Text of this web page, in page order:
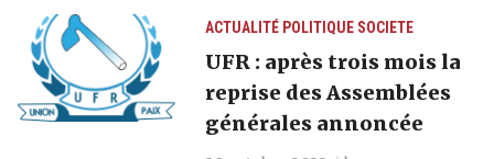
ACTUALITÉ POLITIQUE SOCIETE
UFR : après trois mois la
reprise des Assemblées
générales annoncée